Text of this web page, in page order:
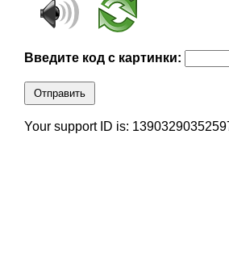
Введите код с картинки:
Отправить
Your support ID is: